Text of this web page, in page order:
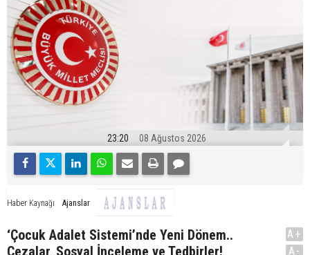
23:20 08 Ağustos 2026
Haber Kaynağı Ajanslar
‘Çocuk Adalet Sistemi’nde Yeni Dönem..
A+
A-